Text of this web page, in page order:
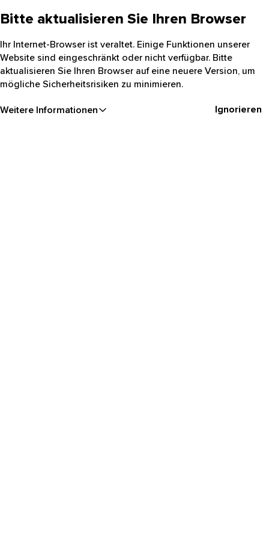
Bitte aktualisieren Sie Ihren Browser
Ihr Internet-Browser ist veraltet. Einige Funktionen unserer
Website sind eingeschränkt oder nicht verfügbar. Bitte
aktualisieren Sie Ihren Browser auf eine neuere Version, um
mögliche Sicherheitsrisiken zu minimieren.
Weitere Informationen Ignorieren